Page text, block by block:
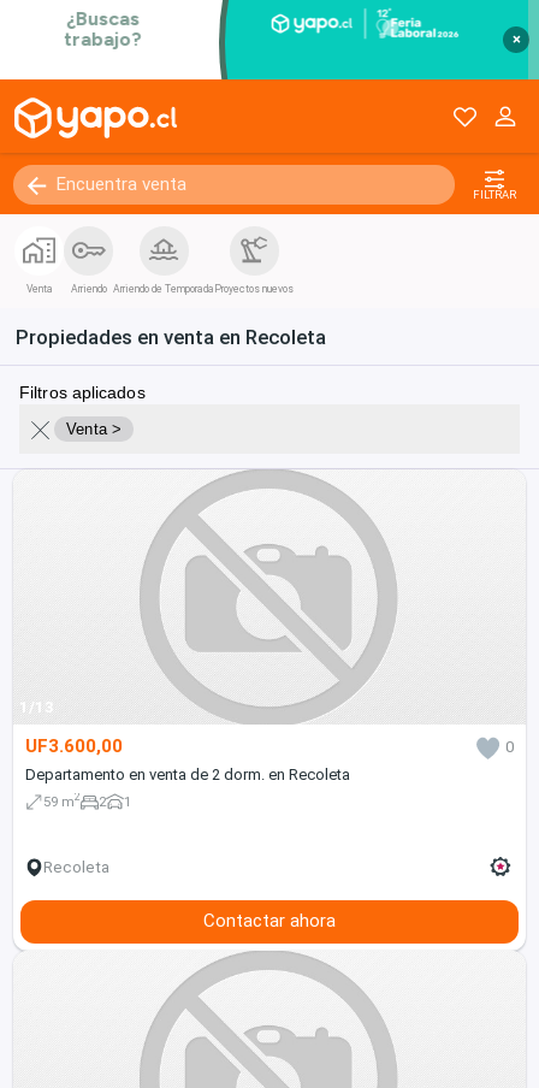
×
FILTRAR
Venta Arriendo Arriendo de Temporada Proyectos nuevos
Propiedades en venta en Recoleta
Filtros aplicados
Venta >
1/13
UF3.600,00
0
Departamento en venta de 2 dorm. en Recoleta
59 m2 2 1
Recoleta
Contactar ahora